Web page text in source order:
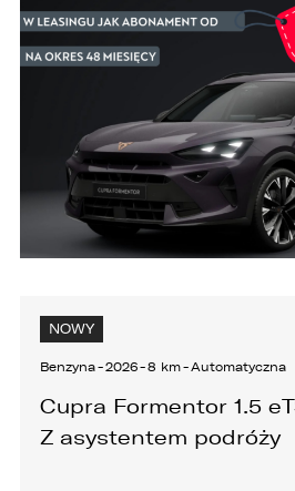
NOWY
Benzyna-2026-8 km-Automatyczna
Cupra Formentor 1.5
Z asystentem podróży